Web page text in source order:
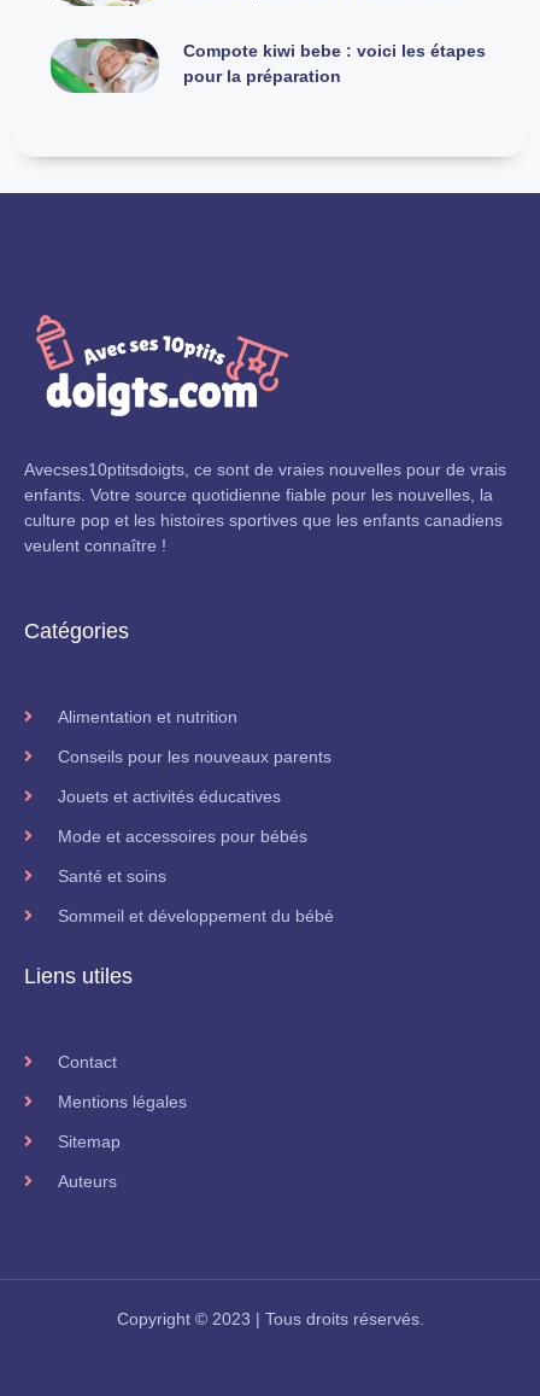
Compote kiwi bebe : voici les étapes
pour la préparation
Avecses10ptitsdoigts, ce sont de vraies nouvelles pour de vrais
enfants. Votre source quotidienne fiable pour les nouvelles, la
culture pop et les histoires sportives que les enfants canadiens
veulent connaître !
Catégories
Alimentation et nutrition
Conseils pour les nouveaux parents
Jouets et activités éducatives
Mode et accessoires pour bébés
Santé et soins
Sommeil et développement du bébé
Liens utiles
Contact
Mentions légales
Sitemap
Auteurs
Copyright © 2023 | Tous droits réservés.